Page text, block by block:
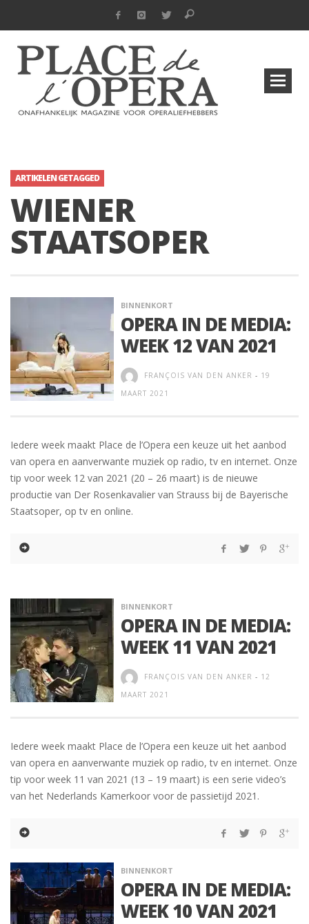
ARTIKELEN GETAGGED
WIENER
STAATSOPER
BINNENKORT
OPERA IN DE MEDIA:
WEEK 12 VAN 2021
FRANÇOIS VAN DEN ANKER - 19
MAART 2021
Iedere week maakt Place de l’Opera een keuze uit het aanbod
van opera en aanverwante muziek op radio, tv en internet. Onze
tip voor week 12 van 2021 (20 – 26 maart) is de nieuwe
productie van Der Rosenkavalier van Strauss bij de Bayerische
Staatsoper, op tv en online.
BINNENKORT
OPERA IN DE MEDIA:
WEEK 11 VAN 2021
FRANÇOIS VAN DEN ANKER - 12
MAART 2021
Iedere week maakt Place de l’Opera een keuze uit het aanbod
van opera en aanverwante muziek op radio, tv en internet. Onze
tip voor week 11 van 2021 (13 – 19 maart) is een serie video’s
van het Nederlands Kamerkoor voor de passietijd 2021.
BINNENKORT
OPERA IN DE MEDIA:
WEEK 10 VAN 2021